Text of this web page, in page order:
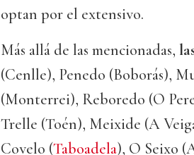
optan por el extensivo.
Más allá de las mencionadas,
(Cenlle), Penedo (Boborás),
(Monterrei), Reboredo (O
Trelle (Toén), Meixide (A
Covelo (Taboadela), O Seixo